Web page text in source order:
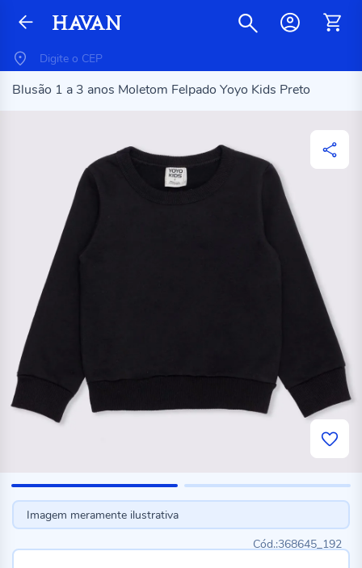
Blusão 1 a 3 anos Moletom Felpado Yoyo Kids Preto
Imagem meramente ilustrativa
368645_192